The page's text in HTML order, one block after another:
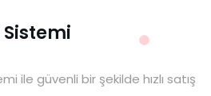
ile güvenli bir şekilde hızlı satış